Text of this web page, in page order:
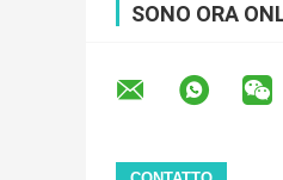
SONO ORA